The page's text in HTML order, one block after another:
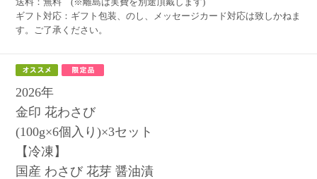
ギフト対応：ギフト包装、のし、メッセージカード対応は致しかねま
す。ご了承ください。
2026年
金印 花わさび
(100g×6個入り)×3セット
【冷凍】
国産 わさび 花芽 醤油漬